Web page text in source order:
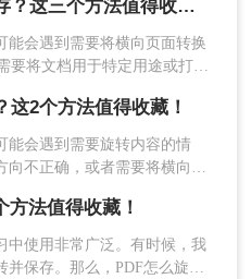
旋转工具
编辑软件，或者只是偶
转转大师在线PDF旋转
网址：
pdfrotate/
您轻松保存旋转后的PDF文
pdf横向怎么变成竖向保存？这三个方法值得收藏！
能会遇到需要将横向页面转换
要将文档用于特定用途或打印
转换为竖向页面并保存。
2个方法值得收藏！
能会遇到需要旋转内容的情
不正确，或者需要将横向页
方法值得收藏！
中使用非常广泛。有时候，我
保存。那么，PDF怎么旋转